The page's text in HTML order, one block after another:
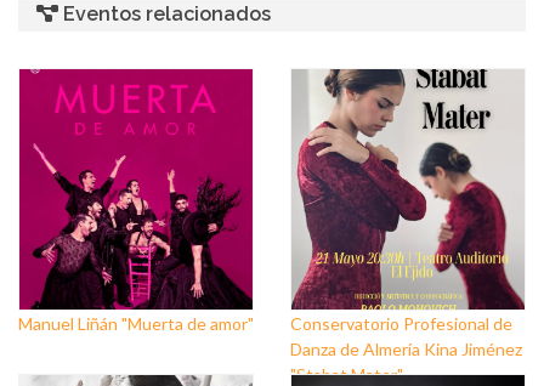
Eventos relacionados
Manuel Liñán "Muerta de amor"
Conservatorio Profesional de
Danza de Almería Kina Jiménez
"Stabat Mater"